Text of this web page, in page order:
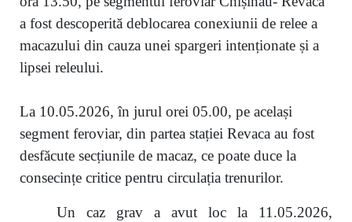
a fost descoperită deblocarea conexiunii de relee a
macazului din cauza unei spargeri intenționate și a
lipsei releului.
La 10.05.2026, în jurul orei 05.00, pe același
segment feroviar, din partea stației Revaca au fost
desfăcute secțiunile de macaz, ce poate duce la
consecințe critice pentru circulația trenurilor.
Un caz grav a avut loc la 11.05.2026,